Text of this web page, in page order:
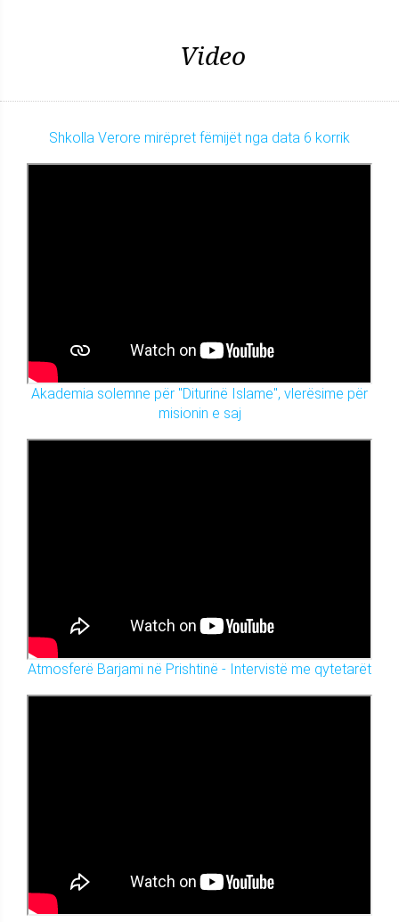
Video
Shkolla Verore mirëpret fëmijët nga data 6 korrik
Akademia solemne për "Diturinë Islame", vlerësime për
misionin e saj
Atmosferë Barjami në Prishtinë - Intervistë me qytetarët